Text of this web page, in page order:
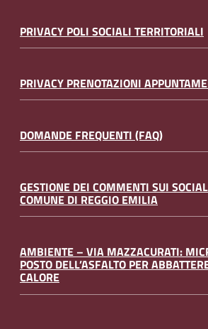
PRIVACY POLI SOCIALI TERRITORIALI
PRIVACY PRENOTAZIONI
DOMANDE FREQUENTI (FAQ)
GESTIONE DEI COMMENTI SUI
COMUNE DI REGGIO EMILIA
AMBIENTE – VIA MAZZACURATI:
POSTO DELL’ASFALTO PER
CALORE